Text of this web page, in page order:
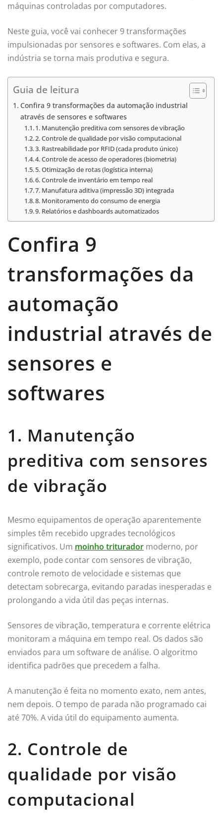
máquinas controladas por computadores.
Neste guia, você vai conhecer 9 transformações
impulsionadas por sensores e softwares. Com elas, a
indústria se torna mais produtiva e segura.
Guia de leitura
Confira 9 transformações da automação industrial
através de sensores e softwares
1. Manutenção preditiva com sensores de vibração
2. Controle de qualidade por visão computacional
3. Rastreabilidade por RFID (cada produto único)
4. Controle de acesso de operadores (biometria)
5. Otimização de rotas (logística interna)
6. Controle de inventário em tempo real
7. Manufatura aditiva (impressão 3D) integrada
8. Monitoramento do consumo de energia
9. Relatórios e dashboards automatizados
Confira 9
transformações da
automação
industrial através de
sensores e
softwares
1. Manutenção
preditiva com sensores
de vibração
Mesmo equipamentos de operação aparentemente
simples têm recebido upgrades tecnológicos
significativos. Um moinho triturador moderno, por
exemplo, pode contar com sensores de vibração,
controle remoto de velocidade e sistemas que
detectam sobrecarga, evitando paradas inesperadas e
prolongando a vida útil das peças internas.
Sensores de vibração, temperatura e corrente elétrica
monitoram a máquina em tempo real. Os dados são
enviados para um software de análise. O algoritmo
identifica padrões que precedem a falha.
A manutenção é feita no momento exato, nem antes,
nem depois. O tempo de parada não programado cai
até 70%. A vida útil do equipamento aumenta.
2. Controle de
qualidade por visão
computacional